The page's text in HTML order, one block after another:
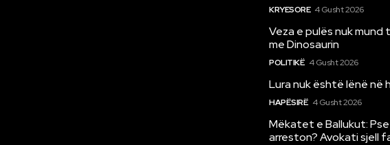
KRYESORE 4 Gusht 2026
Veza e pulës nuk
me Dinosaurin
POLITIKË 4 Gusht 2026
Lura nuk është lënë në
HAPËSIRË 4 Gusht 2026
Mëkatet e Ballukut: Pse
arreston? Avokati sjell